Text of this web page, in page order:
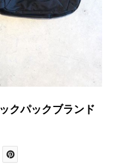
クパックブランド